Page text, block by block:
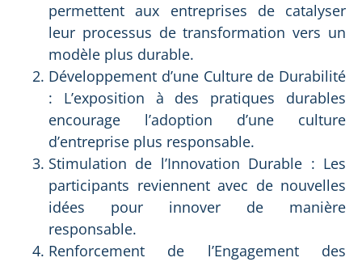
permettent aux entreprises de catalyser
leur processus de transformation vers un
modèle plus durable.
Développement d’une Culture de Durabilité
: L’exposition à des pratiques durables
encourage l’adoption d’une culture
d’entreprise plus responsable.
Stimulation de l’Innovation Durable : Les
participants reviennent avec de nouvelles
idées pour innover de manière
responsable.
Renforcement de l’Engagement des